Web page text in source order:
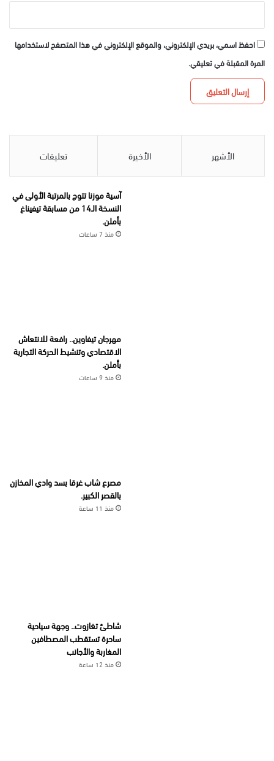
احفظ اسمي، بريدي الإلكتروني، والموقع الإلكتروني في هذا المتصفح لاستخدامها
المرة المقبلة في تعليقي.
الأشهر الأخيرة تعليقات
آسية موزنا تتوج بالمرتبة الأولى في
النسخة الـ14 من مسابقة تيفيناغ
بأملن.
منذ 7 ساعات
مهرجان تيفاوين.. رافعة للانتعاش
الاقتصادي وتنشيط الحركة التجارية
بأملن.
منذ 9 ساعات
مصرع شاب غرقا بسد وادي المخازن
بالقصر الكبير.
منذ 11 ساعة
شاطئ تغازوت.. وجهة سياحية
ساحرة تستقطب المصطافين
المغاربة والأجانب
منذ 12 ساعة